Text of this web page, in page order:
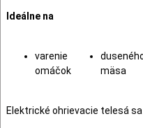
Ideálne na
varenie
omáčok
mäsa
Elektrické ohrievacie telesá